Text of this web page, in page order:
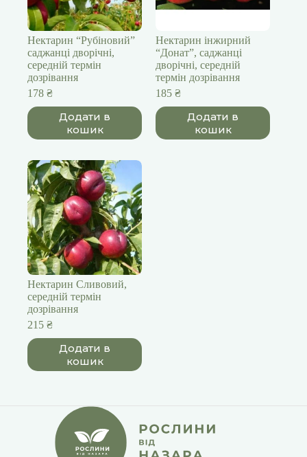
Нектарин “Рубіновий”
саджанці дворічні,
середній термін
дозрівання
178 ₴
Додати в
кошик
Нектарин інжирний
“Донат”, саджанці
дворічні, середній
термін дозрівання
185₴
Додати в
кошик
Нектарин Сливовий,
середній термін
дозрівання
215 ₴
Додати в
кошик